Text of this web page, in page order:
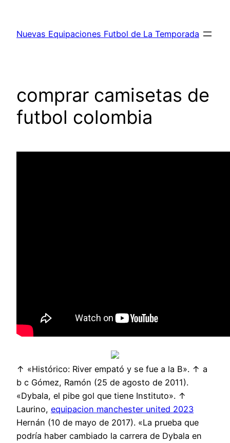
contenido
Nuevas Equipaciones Futbol de La Temporada
comprar camisetas de
futbol colombia
↑ «Histórico: River empató y se fue a la B». ↑ a
b c Gómez, Ramón (25 de agosto de 2011).
«Dybala, el pibe gol que tiene Instituto». ↑
Laurino, equipacion manchester united 2023
Hernán (10 de mayo de 2017). «La prueba que
podría haber cambiado la carrera de Dybala en